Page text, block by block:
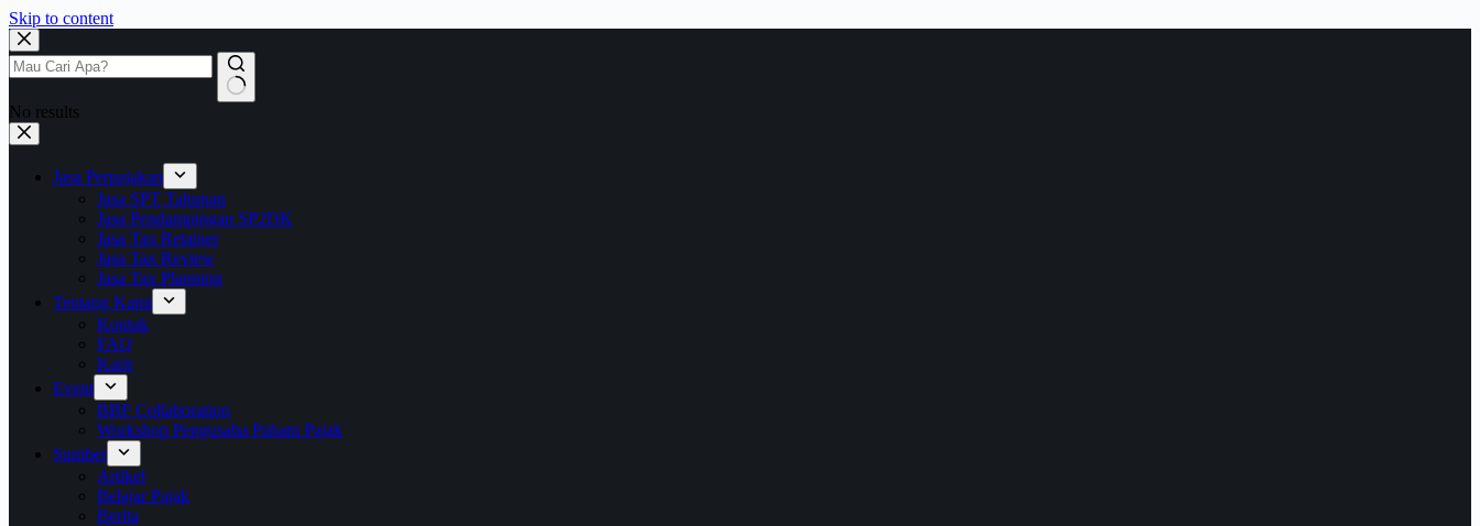
Skip to content
No results
Jasa Perpajakan
Jasa SPT Tahunan
Jasa Pendampingan SP2DK
Jasa Tax Retainer
Jasa Tax Review
Jasa Tax Planning
Tentang Kami
Kontak
FAQ
Karir
Event
BBF Collaboration
Workshop Pengusaha Paham Pajak
Sumber
Artikel
Belajar Pajak
Berita